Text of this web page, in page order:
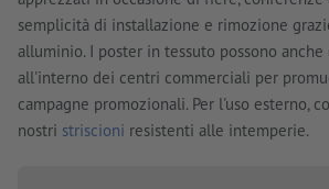
semplicità di installazione e rimozione
alluminio. I poster in tessuto possono anche
all'interno dei centri commerciali per
campagne promozionali. Per l'uso esterno,
nostri striscioni resistenti alle intemperie.